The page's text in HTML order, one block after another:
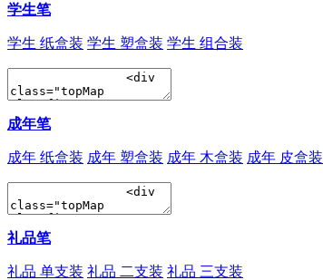
学生笔
学生 纸盒装 学生 塑盒装 学生 组合装
成年笔
成年 纸盒装 成年 塑盒装 成年 木盒装 成年 皮盒装
礼品笔
礼品 单支装 礼品 二支装 礼品 三支装